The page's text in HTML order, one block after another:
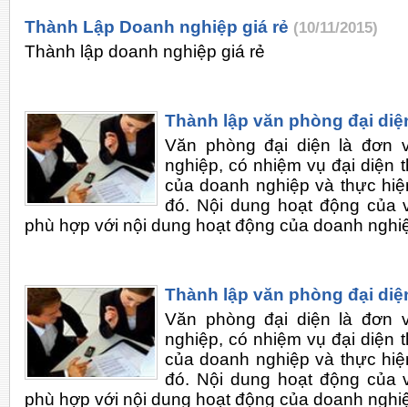
Thành Lập Doanh nghiệp giá rẻ (10/11/2015)
Thành lập doanh nghiệp giá rẻ
Thành lập văn phòng đại
Văn phòng đại diện là đơn
nghiệp, có nhiệm vụ đại diện
của doanh nghiệp và thực
đó. Nội dung hoạt động của
phù hợp với nội dung hoạt động của doanh
Thành lập văn phòng đại
Văn phòng đại diện là đơn
nghiệp, có nhiệm vụ đại diện
của doanh nghiệp và thực
đó. Nội dung hoạt động của
phù hợp với nội dung hoạt động của doanh